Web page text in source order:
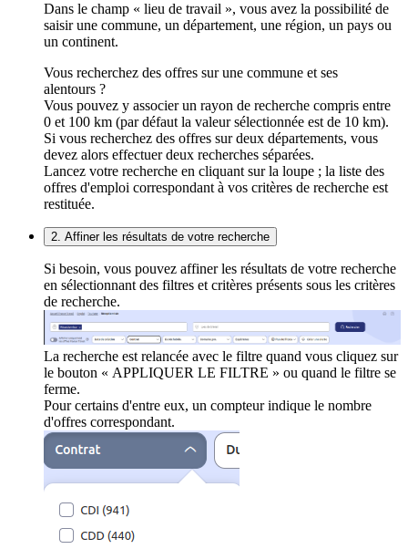
Dans le champ « lieu de travail », vous avez la possibilité de
saisir une commune, un département, une région, un pays ou
un continent.
Vous recherchez des offres sur une commune et ses
alentours ?
Vous pouvez y associer un rayon de recherche compris entre
0 et 100 km (par défaut la valeur sélectionnée est de 10 km).
Si vous recherchez des offres sur deux départements, vous
devez alors effectuer deux recherches séparées.
Lancez votre recherche en cliquant sur la loupe ; la liste des
offres d'emploi correspondant à vos critères de recherche est
restituée.
2. Affiner les résultats de votre recherche
Si besoin, vous pouvez affiner les résultats de votre recherche
en sélectionnant des filtres et critères présents sous les critères
de recherche.
La recherche est relancée avec le filtre quand vous cliquez sur
le bouton « APPLIQUER LE FILTRE » ou quand le filtre se
ferme.
Pour certains d'entre eux, un compteur indique le nombre
d'offres correspondant.